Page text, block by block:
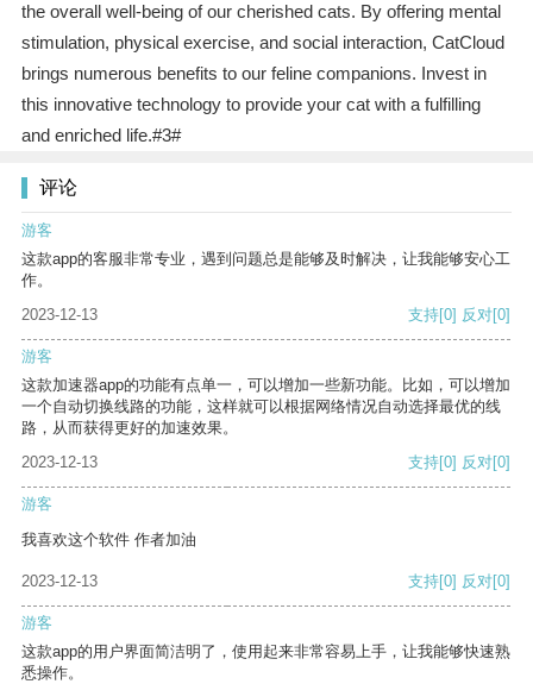
the overall well-being of our cherished cats. By offering mental
stimulation, physical exercise, and social interaction, CatCloud
brings numerous benefits to our feline companions. Invest in
this innovative technology to provide your cat with a fulfilling
and enriched life.#3#
评论
游客
这款app的客服非常专业，遇到问题总是能够及时解决，让我能够安心工
作。
2023-12-13
支持[0] 反对[0]
游客
这款加速器app的功能有点单一，可以增加一些新功能。比如，可以增加
一个自动切换线路的功能，这样就可以根据网络情况自动选择最优的线
路，从而获得更好的加速效果。
2023-12-13
支持[0] 反对[0]
游客
我喜欢这个软件 作者加油
2023-12-13 支持[0] 反对[0]
游客
这款app的用户界面简洁明了，使用起来非常容易上手，让我能够快速熟
悉操作。